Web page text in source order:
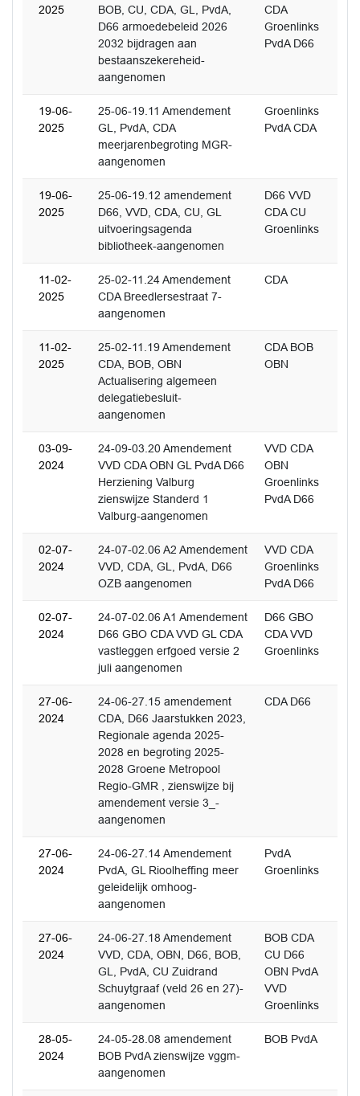
2025
BOB, CU, CDA, GL, PvdA,
D66 armoedebeleid 2026
2032 bijdragen aan
bestaanszekereheid-
aangenomen
CDA
Groenlinks
PvdA D66
19-06-
2025
25-06-19.11 Amendement
GL, PvdA, CDA
meerjarenbegroting MGR-
aangenomen
Groenlinks
PvdA CDA
19-06-
2025
25-06-19.12 amendement
D66, VVD, CDA, CU, GL
uitvoeringsagenda
bibliotheek-aangenomen
D66 VVD
CDA CU
Groenlinks
11-02-
2025
25-02-11.24 Amendement
CDA Breedlersestraat 7-
aangenomen
CDA
11-02-
2025
25-02-11.19 Amendement
CDA, BOB, OBN
Actualisering algemeen
delegatiebesluit-
aangenomen
CDA BOB
OBN
03-09-
2024
24-09-03.20 Amendement
VVD CDA OBN GL PvdA D66
Herziening Valburg
zienswijze Standerd 1
Valburg-aangenomen
VVD CDA
OBN
Groenlinks
PvdA D66
02-07-
2024
24-07-02.06 A2 Amendement
VVD, CDA, GL, PvdA, D66
OZB aangenomen
VVD CDA
Groenlinks
PvdA D66
02-07-
2024
24-07-02.06 A1 Amendement
D66 GBO CDA VVD GL CDA
vastleggen erfgoed versie 2
juli aangenomen
D66 GBO
CDA VVD
Groenlinks
27-06-
2024
24-06-27.15 amendement
CDA, D66 Jaarstukken 2023,
Regionale agenda 2025-
2028 en begroting 2025-
2028 Groene Metropool
Regio-GMR , zienswijze bij
amendement versie 3_-
aangenomen
CDA D66
27-06-
2024
24-06-27.14 Amendement
PvdA, GL Rioolheffing meer
geleidelijk omhoog-
aangenomen
PvdA
Groenlinks
27-06-
2024
24-06-27.18 Amendement
VVD, CDA, OBN, D66, BOB,
GL, PvdA, CU Zuidrand
Schuytgraaf (veld 26 en 27)-
aangenomen
BOB CDA
CU D66
OBN PvdA
VVD
Groenlinks
28-05-
2024
24-05-28.08 amendement
BOB PvdA zienswijze vggm-
aangenomen
BOB PvdA